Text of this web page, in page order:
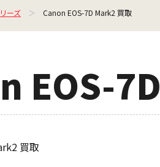
ーズ Canon EOS-7D Mark2 買取
EOS-